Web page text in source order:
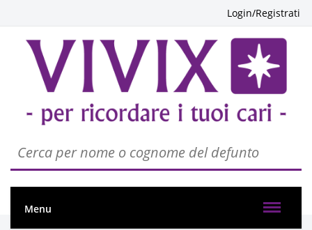
Login/Registrati
Menu